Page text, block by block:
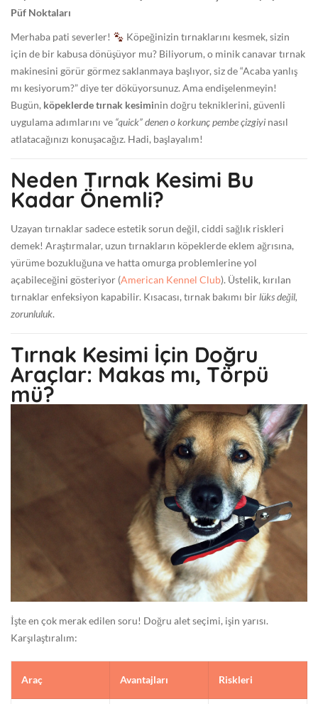
3
2
+
0
0
:
0
0
e
n
e
l
Püf Noktaları
Merhaba pati severler!
Köpeğinizin tırnaklarını kesmek, sizin
için de bir kabusa dönüşüyor mu? Biliyorum, o minik canavar tırnak
makinesini görür görmez saklanmaya başlıyor, siz de “Acaba yanlış
mı kesiyorum?” diye ter döküyorsunuz. Ama endişelenmeyin!
Bugün, köpeklerde tırnak kesiminin doğru tekniklerini, güvenli
uygulama adımlarını ve “quick” denen o korkunç pembe çizgiyi nasıl
atlatacağınızı konuşacağız. Hadi, başlayalım!
Neden Tırnak Kesimi Bu
Kadar Önemli?
Uzayan tırnaklar sadece estetik sorun değil, ciddi sağlık riskleri
demek! Araştırmalar, uzun tırnakların köpeklerde eklem ağrısına,
yürüme bozukluğuna ve hatta omurga problemlerine yol
açabileceğini gösteriyor (American Kennel Club). Üstelik, kırılan
tırnaklar enfeksiyon kapabilir. Kısacası, tırnak bakımı birlüks değil,
zorunluluk.
Tırnak Kesimi İçin Doğru
Araçlar: Makas mı, Törpü
mü?
İşte en çok merak edilen soru! Doğru alet seçimi, işin yarısı.
Karşılaştıralım:
Araç Avantajları Riskleri